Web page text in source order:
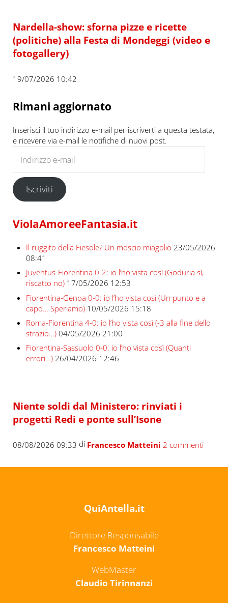
Nardella-show: sforna pizze e ricette
(politiche) alla Festa di Mondeggi (video e
fotogallery)
19/07/2026 10:42
Rimani aggiornato
Inserisci il tuo indirizzo e-mail per iscriverti a questa testata,
e ricevere via e-mail le notifiche di nuovi post.
Iscriviti
ViolaAmoreeFantasia.it
Il ruggito della Fiesole? Un moscio miagolio 23/05/2026
08:41
Juventus-Fiorentina 0-2: io l’ho vista così (Goduria sì,
riscatto no) 17/05/2026 12:53
Fiorentina-Genoa 0-0: io l’ho vista così (Un punto e a
capo… Speriamo) 10/05/2026 15:18
Roma-Fiorentina 4-0: io l’ho vista così (-3 alla fine dello
strazio…) 04/05/2026 21:00
Fiorentina-Sassuolo 0-0: io l’ho vista così (Quanti
errori…) 26/04/2026 12:46
Niente soldi dal Ministero: rinviati i
progetti Redi e ponte sull’Isone
08/08/2026 09:33 di Francesco Matteini 2 commenti
QuiAntella.it
Direttore Responsabile
Francesco Matteini
WebMaster
Claudio Tirinnanzi